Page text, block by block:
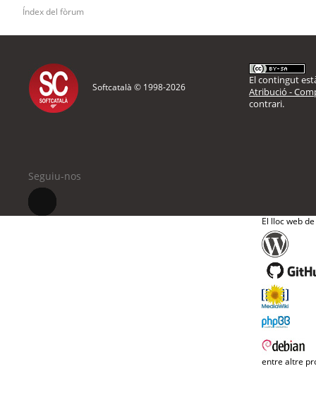
Índex del fòrum
Softcatalà © 1998-2026
El contingut
Atribució -
contrari.
Seguiu-nos
El lloc web
entre altre